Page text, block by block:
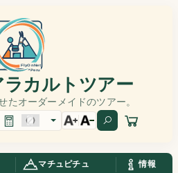
カルトツアー
たオーダーメイドのツアー。
マチュピチュ
情報